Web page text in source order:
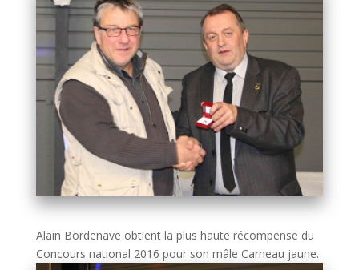
Alain Bordenave obtient la plus haute récompense du
Concours national 2016 pour son mâle Carneau jaune.